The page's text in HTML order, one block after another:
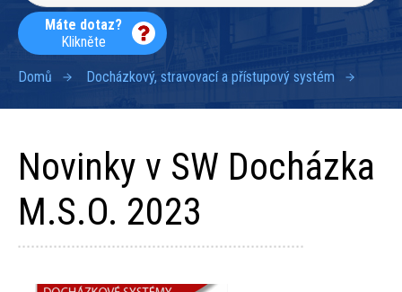
Máte dotaz?
Klikněte
Domů Docházkový, stravovací a přístupový systém
Novinky v SW Docházka
M.S.O. 2023